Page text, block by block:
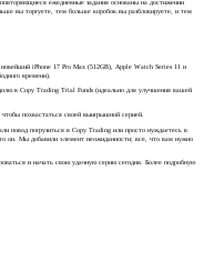
ежедневные задания основаны на достижении
вы торгуете, тем больше коробок вы разблокируете, и тем
iPhone 17 Pro Max (512GB), Apple Watch Series 11 и
времени).
в Copy Trading Trial Funds (идеально для улучшения вашей
похвастаться своей выигрышной серией.
повод погрузиться в Copy Trading или просто нуждаетесь в
он. Мы добавили элемент неожиданности; все, что вам нужно
и начать свою удачную серию сегодня. Более подробную